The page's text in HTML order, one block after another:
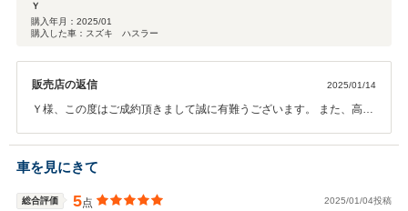
Ｙ
購入年月： 2025/01
購入した車：スズキ ハスラー
販売店の返信 2025/01/14
Ｙ様、この度はご成約頂きまして誠に有難うございます。 また、高い
満足頂ける様、スタッフ一同精進していきたいと存じます。末長いお
付き合いを頂ければ幸いです。 この度は誠に有難うございました。カ
ーバンクライトスタッフ一同
車を見にきて
総合評価 5点 2025/01/04投稿